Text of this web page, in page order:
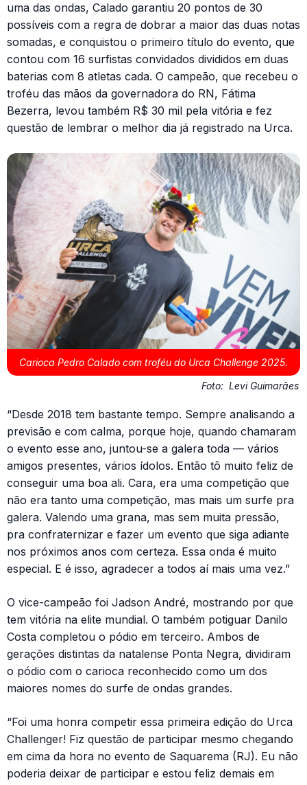
uma das ondas, Calado garantiu 20 pontos de 30
possíveis com a regra de dobrar a maior das duas notas
somadas, e conquistou o primeiro título do evento, que
contou com 16 surfistas convidados divididos em duas
baterias com 8 atletas cada. O campeão, que recebeu o
troféu das mãos da governadora do RN, Fátima
Bezerra, levou também R$ 30 mil pela vitória e fez
questão de lembrar o melhor dia já registrado na Urca.
Carioca Pedro Calado com troféu do Urca Challenge 2025.
Foto: Levi Guimarães
“Desde 2018 tem bastante tempo. Sempre analisando a
previsão e com calma, porque hoje, quando chamaram
o evento esse ano, juntou-se a galera toda — vários
amigos presentes, vários ídolos. Então tô muito feliz de
conseguir uma boa ali. Cara, era uma competição que
não era tanto uma competição, mas mais um surfe pra
galera. Valendo uma grana, mas sem muita pressão,
pra confraternizar e fazer um evento que siga adiante
nos próximos anos com certeza. Essa onda é muito
especial. E é isso, agradecer a todos aí mais uma vez.”
O vice-campeão foi Jadson André, mostrando por que
tem vitória na elite mundial. O também potiguar Danilo
Costa completou o pódio em terceiro. Ambos de
gerações distintas da natalense Ponta Negra, dividiram
o pódio com o carioca reconhecido como um dos
maiores nomes do surfe de ondas grandes.
“Foi uma honra competir essa primeira edição do Urca
Challenger! Fiz questão de participar mesmo chegando
em cima da hora no evento de Saquarema (RJ). Eu não
poderia deixar de participar e estou feliz demais em